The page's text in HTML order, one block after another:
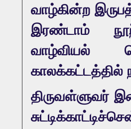
வாழ்கின்ற
இரண்டாம்
வாழ்வியல்
திருவள்ளுவர்